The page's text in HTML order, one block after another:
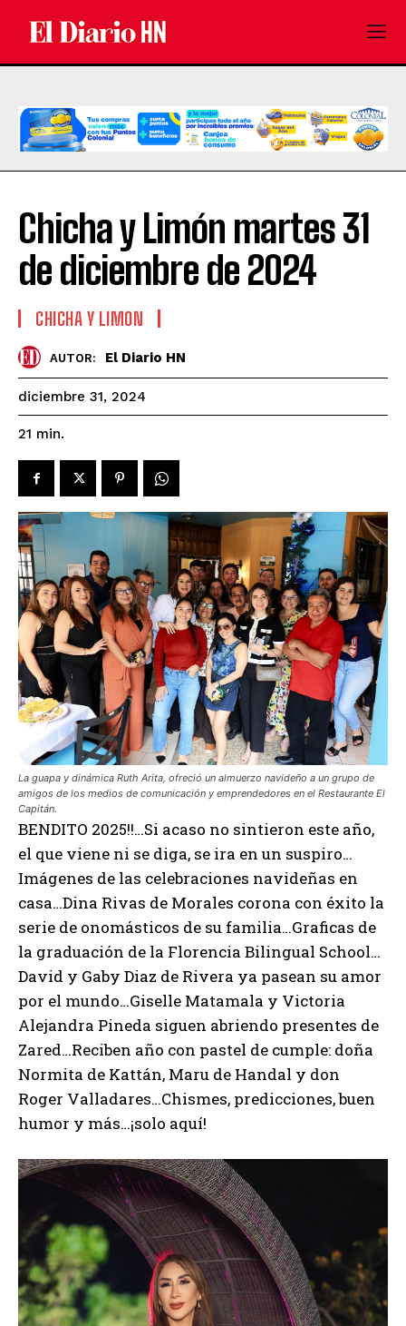
Chicha y Limón martes 31
de diciembre de 2024
CHICHA Y LIMON
AUTOR: El Diario HN
diciembre 31, 2024
21 min.
La guapa y dinámica Ruth Arita, ofreció un almuerzo navideño a un grupo de
amigos de los medios de comunicación y emprendedores en el Restaurante El
Capitán.
BENDITO 2025!!…Si acaso no sintieron este año,
el que viene ni se diga, se ira en un suspiro…
Imágenes de las celebraciones navideñas en
casa…Dina Rivas de Morales corona con éxito la
serie de onomásticos de su familia…Graficas de
la graduación de la Florencia Bilingual School…
David y Gaby Diaz de Rivera ya pasean su amor
por el mundo…Giselle Matamala y Victoria
Alejandra Pineda siguen abriendo presentes de
Zared…Reciben año con pastel de cumple: doña
Normita de Kattán, Maru de Handal y don
Roger Valladares…Chismes, predicciones, buen
humor y más…¡solo aquí!